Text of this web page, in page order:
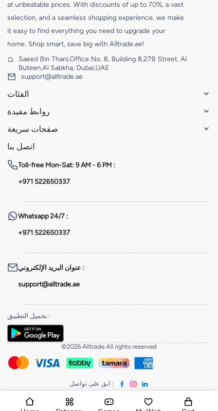
at unbeatable prices. With discounts of up to 70%, a vast
selection, and a seamless shopping experience, we make
it easy to find everything you need to upgrade your
home. Shop smart, save big with Alltrade.ae!
Saeed Bin Thani,Office No. 8, Building 8,27B Street, Al
Buteen,Al Sabkha, Dubai,UAE
support@alltrade.ae
الفئات
روابط مفيدة
صفحات سريعة
اتصل بنا
Toll-free Mon-Sat: 9 AM - 6 PM :
+971 522650337
Whatsapp24/7 :
+971 522650337
عنوان البريد الإلكتروني :
support@alltrade.ae
تحميل التطبيق :
©2026 Alltrade All rights reserved
ابق على تواصل :